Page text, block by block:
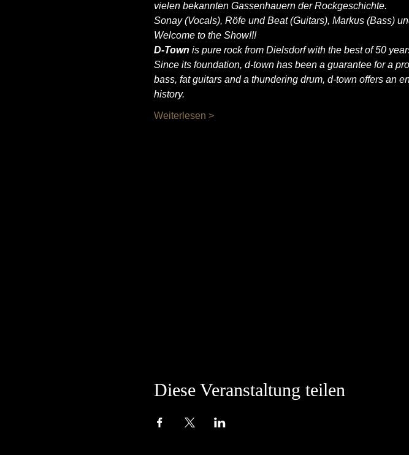
vielen bekannten Gassenhauern der Rockgeschichte.
Sonay (Vocals), Röfe und Beat (Guitars), Markus (Bass)
Welcome to the Show!!!
D-Town is pure rock from Dielsdorf with the best of 50
Since its foundation, d-town has been a guarantee for a
bass, fat guitars and a thundering drum, d-town offers an
history.
Weiterlesen >
Diese Veranstaltung teilen